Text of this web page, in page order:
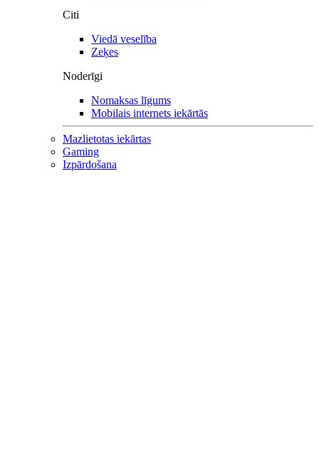
Citi
Viedā veselība
Zeķes
Noderīgi
Nomaksas līgums
Mobilais internets iekārtās
Mazlietotas iekārtas
Gaming
Izpārdošana